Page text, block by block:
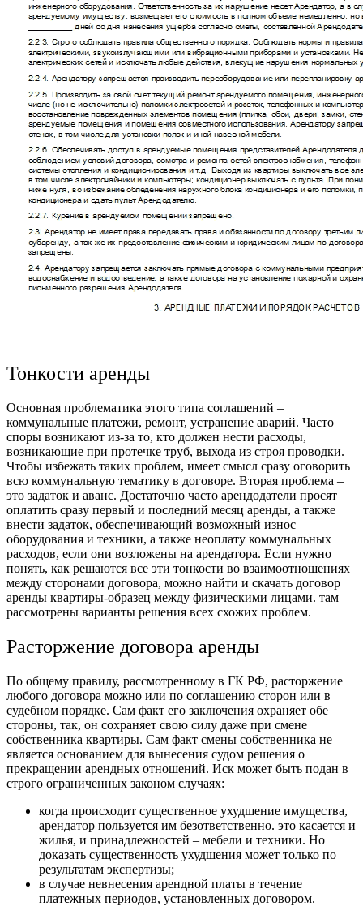
Тонкости аренды
Основная проблематика этого типа соглашений –
коммунальные платежи, ремонт, устранение аварий. Часто
споры возникают из-за то, кто должен нести расходы,
возникающие при протечке труб, выхода из строя проводки.
Чтобы избежать таких проблем, имеет смысл сразу оговорить
всю коммунальную тематику в договоре. Вторая проблема –
это задаток и аванс. Достаточно часто арендодатели просят
оплатить сразу первый и последний месяц аренды, а также
внести задаток, обеспечивающий возможный износ
оборудования и техники, а также неоплату коммунальных
расходов, если они возложены на арендатора. Если нужно
понять, как решаются все эти тонкости во взаимоотношениях
между сторонами договора, можно найти и скачать договор
аренды квартиры-образец между физическими лицами. там
рассмотрены варианты решения всех схожих проблем.
Расторжение договора аренды
По общему правилу, рассмотренному в ГК РФ, расторжение
любого договора можно или по соглашению сторон или в
судебном порядке. Сам факт его заключения охраняет обе
стороны, так, он сохраняет свою силу даже при смене
собственника квартиры. Сам факт смены собственника не
является основанием для вынесения судом решения о
прекращении арендных отношений. Иск может быть подан в
строго ограниченных законом случаях:
когда происходит существенное ухудшение имущества,
арендатор пользуется им безответственно. это касается и
жилья, и принадлежностей – мебели и техники. Но
доказать существенность ухудшения может только по
результатам экспертизы;
в случае невнесения арендной платы в течение
платежных периодов, установленных договором.